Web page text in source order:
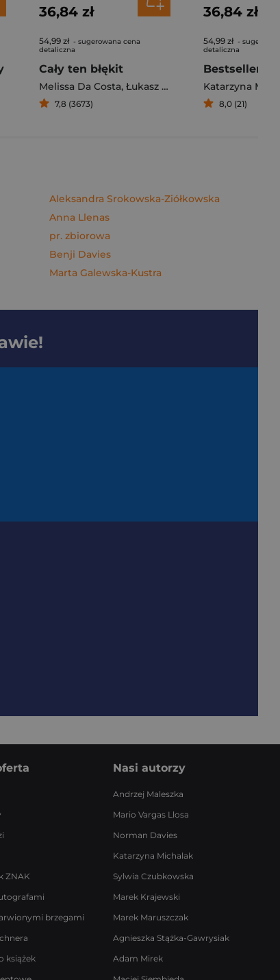
36,84 zł
54,99 zł - sugerowana cena
detaliczna
Cały ten błękit
Melissa Da Costa, Łukasz Müller
7,8 (3673)
36,84 zł
54,99 zł -
detaliczna
Bestseller.
Katarzyna
8,0 (21)
Aleksandra Srokowska-Ziółkowska
Anna Llenas
pr. zbiorowa
Benji Davies
Marta Galewska-Kustra
ZNAK
brzegami
książek
Nasi autorzy
Andrzej Maleszka
Mario Vargas Llosa
Norman Davies
Katarzyna Michalak
Sylwia Czubkowska
Marek Krajewski
Marek Maruszczak
Agnieszka Stążka-Gawrysiak
Adam Mirek